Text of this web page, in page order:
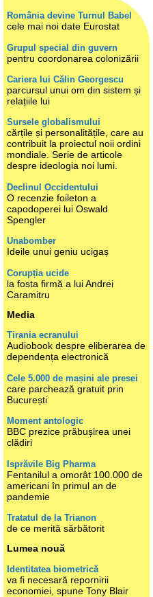
România devine Turnul Babel
cele mai noi date Eurostat
Grupul special din guvern
pentru coordonarea colonizării
Cariera lui Călin Georgescu
parcursul unui om din sistem și
relațiile lui
Sursele globalismului
cărțile și personalitățile, care au
contribuit la proiectul noii ordini
mondiale. Serie de articole
despre ideologia noi lumi.
Declinul Occidentului
O recenzie foileton a
capodoperei lui Oswald
Spengler
Unabomber
Ideile unui geniu ucigaș
Corupția ucide
la fosta firmă a lui Andrei
Caramitru
Media
Tirania ecranului
Audiobook despre eliberarea de
dependența electronică
Cele 5.000 de mașini ale presei
care parchează gratuit prin
București
Moment antologic
BBC prezice prăbușirea unei
clădiri
Isprăvile Big Pharma
Fentanilul a omorât 100.000 de
americani în primul an de
pandemie
Tratatul de la Trianon
de ce merită sărbătorit
Lumea nouă
Identitatea biometrică
va fi necesară repornirii
economiei, spune Tony Blair